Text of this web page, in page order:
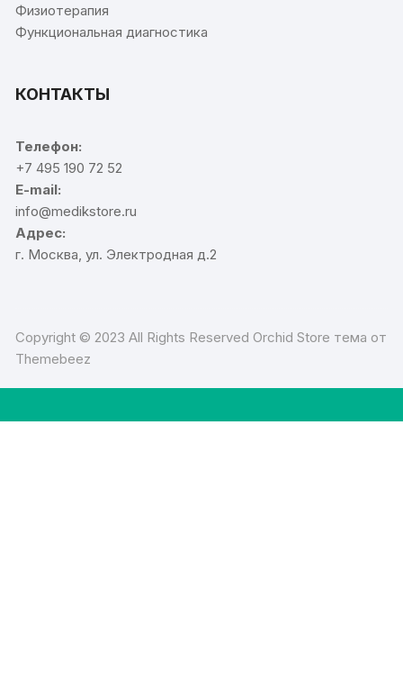
Физиотерапия
Функциональная диагностика
КОНТАКТЫ
Телефон:
+7 495 190 72 52
E-mail:
info@medikstore.ru
Адрес:
г. Москва, ул. Электродная д.2
Copyright © 2023 All Rights Reserved Orchid Store тема от
Themebeez